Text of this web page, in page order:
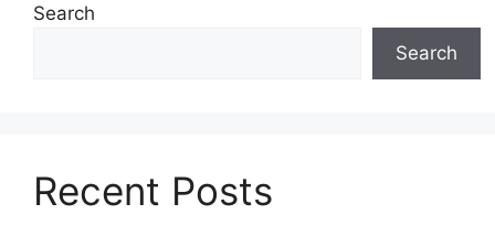
Search
Search
Recent Posts